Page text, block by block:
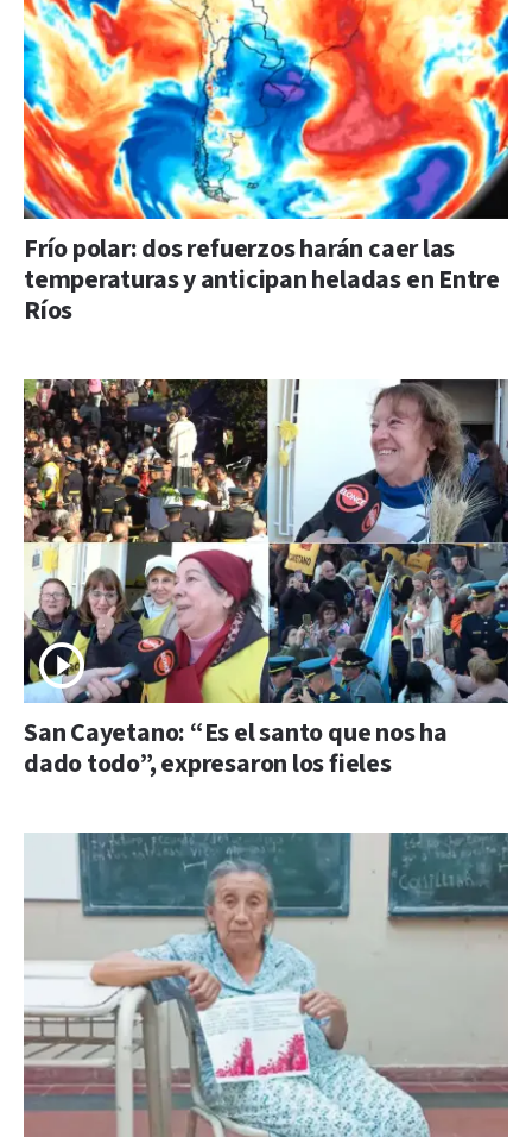
Frío polar: dos refuerzos harán caer las
temperaturas y anticipan heladas en Entre
Ríos
San Cayetano: “Es el santo que nos ha
dado todo”, expresaron los fieles